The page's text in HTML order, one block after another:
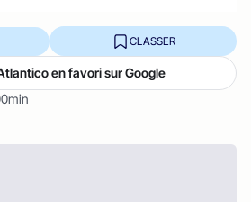
CLASSER
en favori sur Google